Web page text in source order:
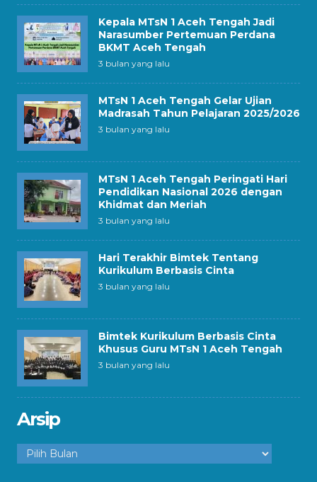
Kepala MTsN 1 Aceh Tengah Jadi
Narasumber Pertemuan Perdana
BKMT Aceh Tengah
3 bulan yang lalu
MTsN 1 Aceh Tengah Gelar Ujian
Madrasah Tahun Pelajaran 2025/2026
3 bulan yang lalu
MTsN 1 Aceh Tengah Peringati Hari
Pendidikan Nasional 2026 dengan
Khidmat dan Meriah
3 bulan yang lalu
Hari Terakhir Bimtek Tentang
Kurikulum Berbasis Cinta
3 bulan yang lalu
Bimtek Kurikulum Berbasis Cinta
Khusus Guru MTsN 1 Aceh Tengah
3 bulan yang lalu
Arsip
Arsip